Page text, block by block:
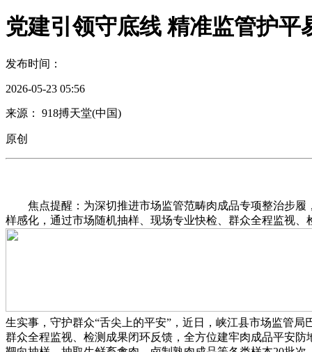
党建引领守底线 精准监管护
发布时间：
2026-05-23 05:56
来源： 918搏天堂(中国)
原创
焦点提醒：为深切推进市场监管范畴肉成品专项整治步履
样感化，通过市场随机抽样、现场专业快检、群众全程监视
生实事，守护群众“舌尖上的平安”，近日，峡江县市场监管
群众全程监视、检测成果闭环反馈，全方位建牢肉成品平安